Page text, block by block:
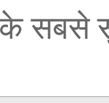
के सबसे